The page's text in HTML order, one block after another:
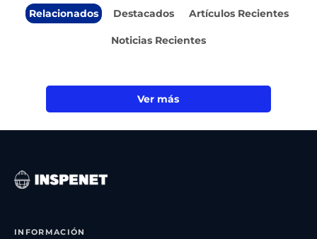
Relacionados Destacados Artículos Recientes
Noticias Recientes
Ver más
INFORMACIÓN